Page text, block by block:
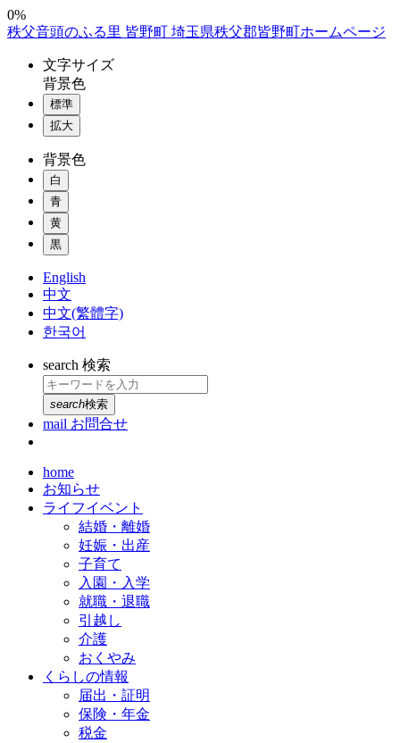
コ
ン
0%
秩父音頭のふる里 皆野町 埼玉県秩父郡皆野町ホームページ
文字サイズ
背景色
標準
拡大
背景色
白
青
黄
黒
English
中文
中文(繁體字)
한국어
search 検索
search検索
mail お問合せ
home
お知らせ
ライフイベント
結婚・離婚
妊娠・出産
子育て
入園・入学
就職・退職
引越し
介護
おくやみ
くらしの情報
届出・証明
保険・年金
税金